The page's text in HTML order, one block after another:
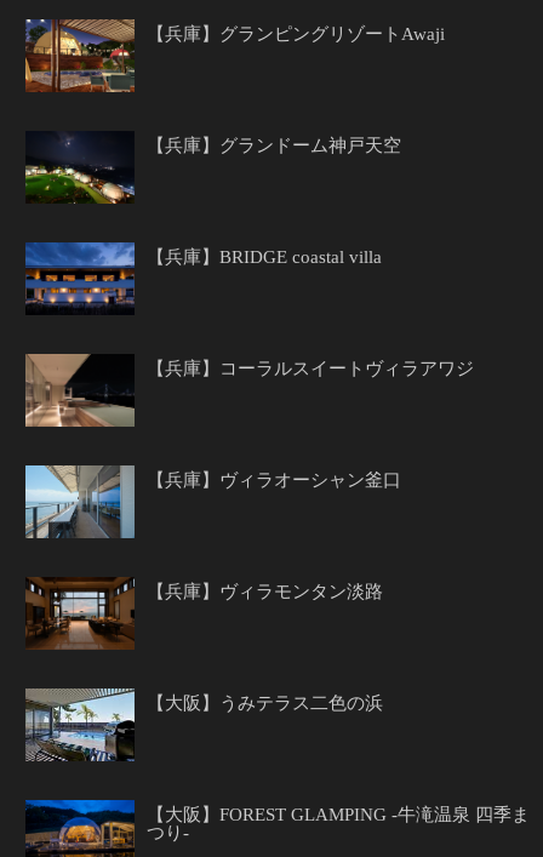
【兵庫】グランピングリゾートAwaji
【兵庫】グランドーム神戸天空
【兵庫】BRIDGE coastal villa
【兵庫】コーラルスイートヴィラアワジ
【兵庫】ヴィラオーシャン釜口
【兵庫】ヴィラモンタン淡路
【大阪】うみテラス二色の浜
【大阪】FOREST GLAMPING -牛滝温泉 四季ま
つり-